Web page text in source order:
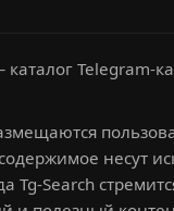
Telegram-
несут
Tg-Search